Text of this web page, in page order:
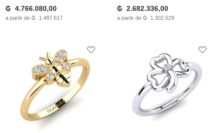
₲ 4.766.080,00
a partir de ₲ 1.487.617
₲ 2.682.336,00
a partir de ₲ 1.302.629